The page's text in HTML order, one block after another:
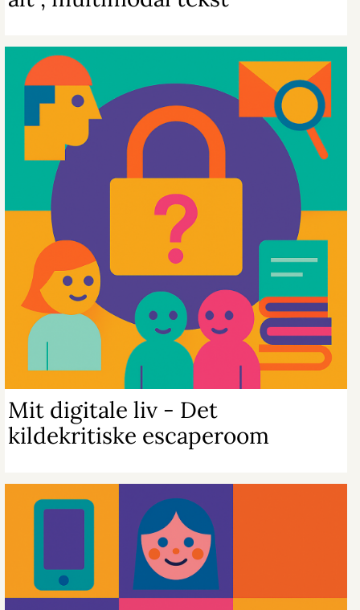
Mit digitale liv - Det
kildekritiske escaperoom